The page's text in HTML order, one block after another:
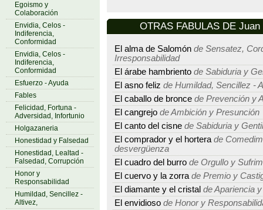
Egoismo y
Colaboración
Envidia, Celos -
Indiferencia,
Conformidad
Envidia, Celos -
Indiferencia,
Conformidad
Esfuerzo - Ayuda
Fables
Felicidad, Fortuna -
Adversidad, Infortunio
Holgazaneria
Honestidad y Falsedad
Honestidad, Lealtad -
Falsedad, Corrupción
Honor y
Responsabilidad
Humildad, Sencillez -
Altivez,
OTRAS FABULAS DE
El alma de Salomón de Sensatez,
Irresponsabilidad
El árabe hambriento de Sabiduria y
El asno feliz de Humildad, Sencillez -
El caballo de bronce de Prevención y
El cangrejo de Ambición y Presunción
El canto del cisne de Sabiduria y
El comprador y el hortera de
desvergüenza
El cuadro del burro de Orgullo y
El cuervo y la zorra de Premio y
El diamante y el cristal de Apariencia
El envidioso de Honor y